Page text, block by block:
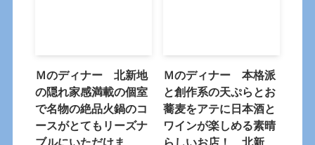
Ｍのディナー 北新地
の隠れ家感満載の個室
で名物の絶品火鍋のコ
ースがとてもリーズナ
ブルにいただけま
Ｍのディナー 本格派
と創作系の天ぷらとお
蕎麦をアテに日本酒と
ワインが楽しめる素晴
らしいお店！ 北新